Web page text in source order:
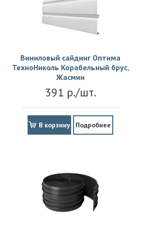
Виниловый сайдинг Оптима
ТехноНиколь Корабельный брус,
Жасмин
391 р./шт.
В корзину Подробнее